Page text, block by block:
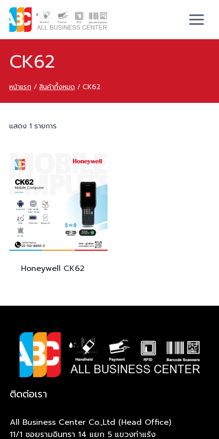
CK62
หน้าแรก / สินค้าทั้งหมด / CK62
แสดง 1 รายการ
Honeywell CK62
ติดต่อเรา
All Business Center Co.,Ltd (Head Office)
11/1 ซอยรามอินทรา 14 แยก 5 แขวงท่าแร้ง